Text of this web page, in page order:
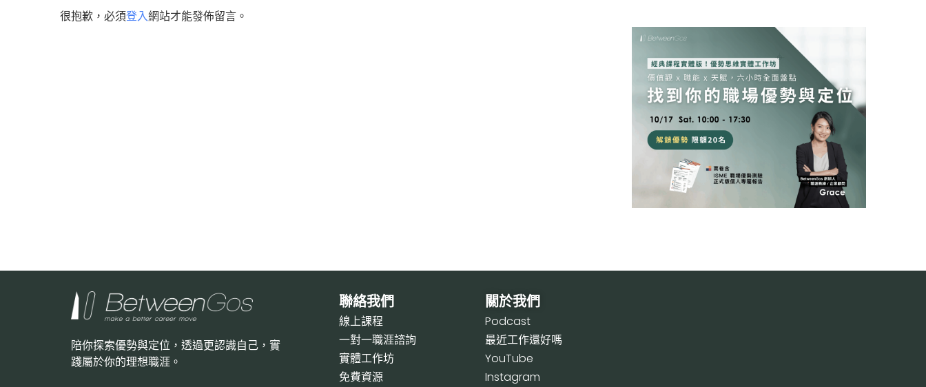
很抱歉，必須登入網站才能發佈留言。
陪你探索優勢與定位，透過更認識自己，實
踐屬於你的理想職涯。
聯絡我們
線上課程
一對一職涯諮詢
實體工作坊
免費資源
關於我們
Podcast
最近工作還好嗎
YouTube
Instagram